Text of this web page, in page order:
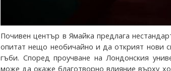
Почивен център в Ямайка предлага
опитат нещо необичайно и да открият нови
гъби. Според проучване на Лондонския
може да окаже благотворно влияние върху